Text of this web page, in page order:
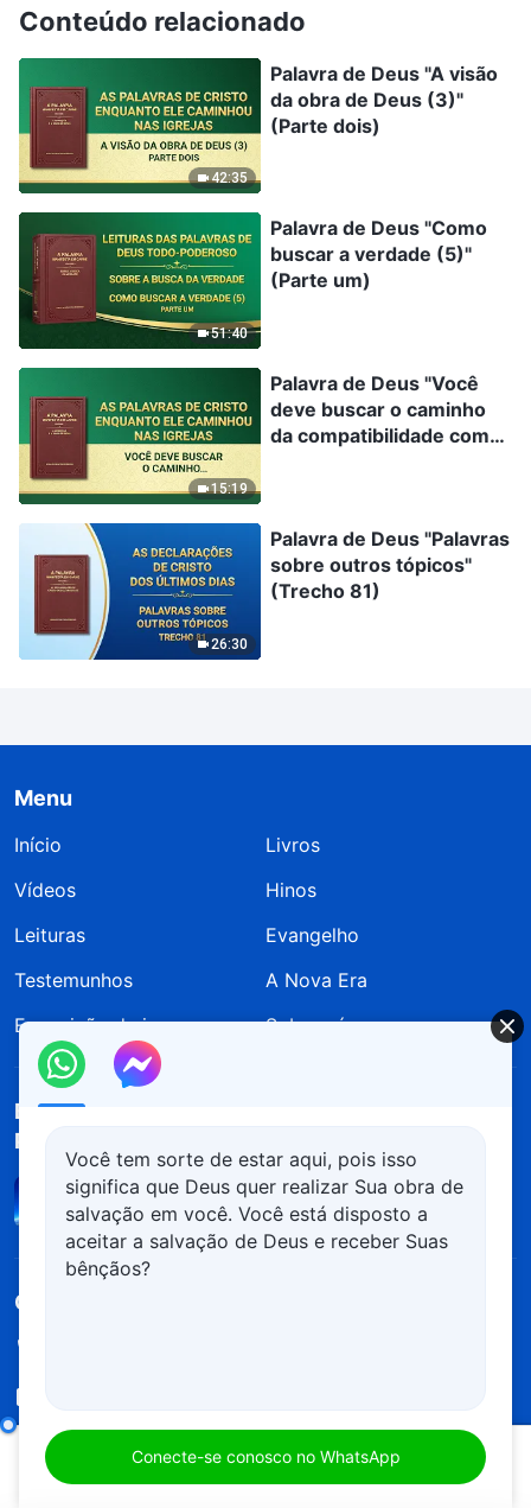
Conteúdo relacionado
42:35
Palavra de Deus "A visão
da obra de Deus (3)"
(Parte dois)
51:40
Palavra de Deus "Como
buscar a verdade (5)"
(Parte um)
15:19
Palavra de Deus "Você
deve buscar o caminho
da compatibilidade com
26:30
Palavra de Deus "Palavras
sobre outros tópicos"
(Trecho 81)
Menu
Início
Livros
Vídeos
Hinos
Leituras
Evangelho
Testemunhos
A Nova Era
Exposição de imagens
Sobre nós
Baixe o aplicativo "Igreja de Deus Todo-
Poderoso"
Contate-nos
Sobre o retorno do Senhor
Você tem sorte de estar aqui, pois isso
significa que Deus quer realizar Sua obra de
salvação em você. Você está disposto a
aceitar a salvação de Deus e receber Suas
bênçãos?
Conecte-se conosco no WhatsApp